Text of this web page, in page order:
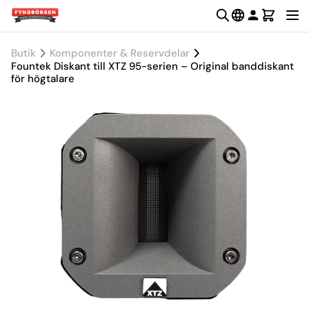
Butik
Komponenter & Reservdelar
Fountek Diskant till XTZ 95-serien – Original banddiskant
för högtalare